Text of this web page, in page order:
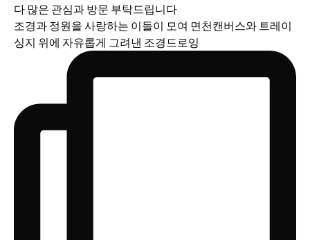
조경과 정원을 사랑하는 이들이 모여 면천캔버스와 트레이
싱지 위에 자유롭게 그려낸 조경드로잉